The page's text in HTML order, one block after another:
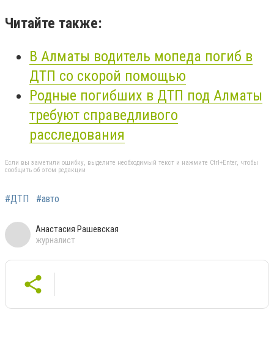
Читайте также:
В Алматы водитель мопеда погиб в
ДТП со скорой помощью
Родные погибших в ДТП под Алматы
требуют справедливого
расследования
Если вы заметили ошибку, выделите необходимый текст и нажмите Ctrl+Enter, чтобы
сообщить об этом редакции
#ДТП #авто
Анастасия Рашевская
журналист